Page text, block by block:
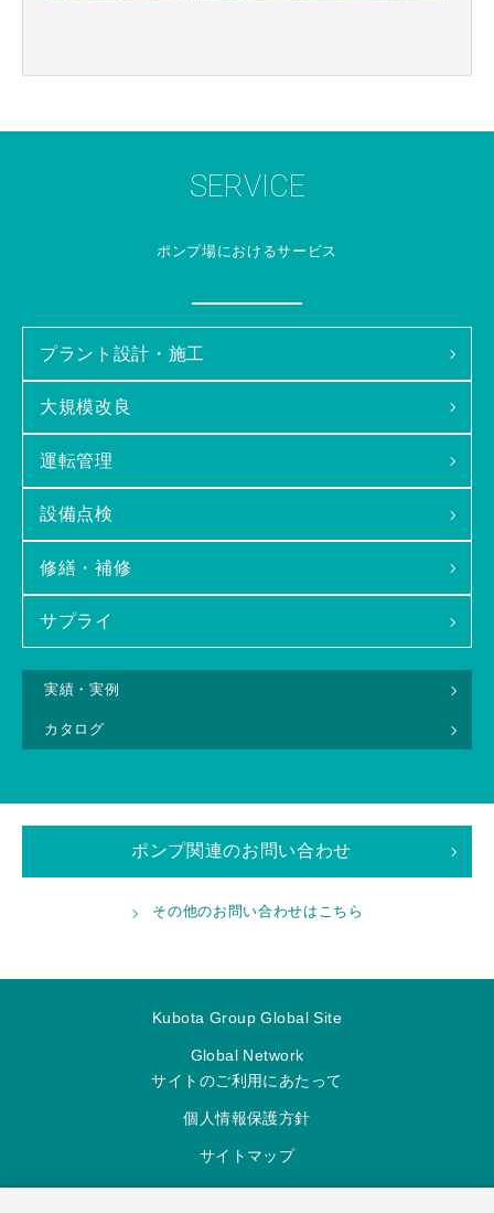
SERVICE
ポンプ場におけるサービス
プラント設計・施工
大規模改良
運転管理
設備点検
修繕・補修
サプライ
実績・実例
カタログ
ポンプ関連のお問い合わせ
その他のお問い合わせはこちら
Kubota Group Global Site
Global Network
サイトのご利用にあたって
個人情報保護方針
サイトマップ